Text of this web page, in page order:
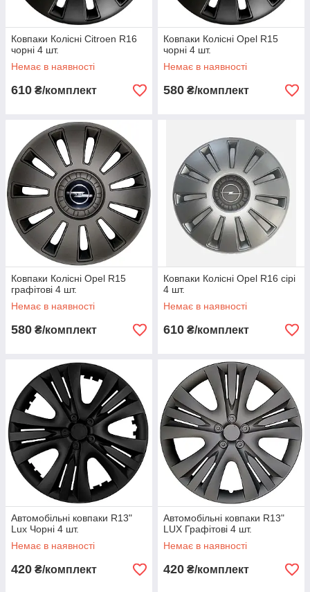
Ковпаки Колісні Citroen R16
чорні 4 шт.
Немає в наявності
610 ₴/комплект
Ковпаки Колісні Opel R15
чорні 4 шт.
Немає в наявності
580 ₴/комплект
Ковпаки Колісні Opel R15
графітові 4 шт.
Немає в наявності
580 ₴/комплект
Ковпаки Колісні Opel R16 сірі
4 шт.
Немає в наявності
610 ₴/комплект
Автомобільні ковпаки R13"
Lux Чорні 4 шт.
Немає в наявності
420 ₴/комплект
Автомобільні ковпаки R13"
LUX Графітові 4 шт.
Немає в наявності
420 ₴/комплект